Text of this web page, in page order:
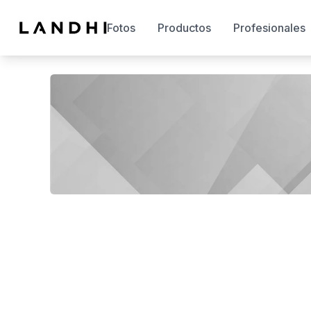
Fotos Productos Profesionales